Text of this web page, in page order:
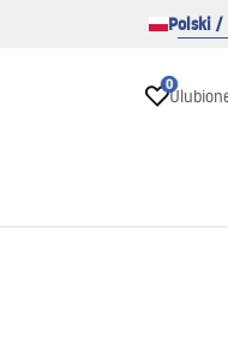
Polski /
0